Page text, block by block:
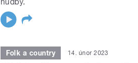
Folk a country 14. únor 2023